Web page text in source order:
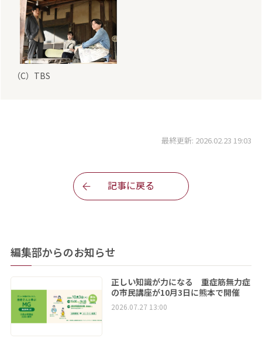
（C）TBS
最終更新: 2026.02.23 19:03
記事に戻る
編集部からのお知らせ
正しい知識が力になる 重症筋無力症
の市民講座が10月3日に熊本で開催
2026.07.27 13:00